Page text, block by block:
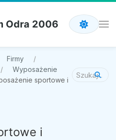
Odra 2006
Firmy
Wyposażenie
sportowe i
i